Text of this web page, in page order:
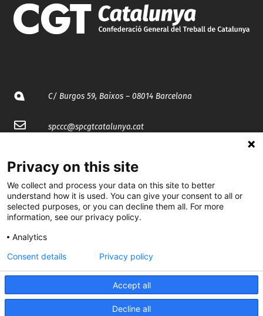
C/ Burgos 59, Baixos – 08014 Barcelona
spccc@spcgtcatalunya.cat
@CGTCatalunya
cgtcatalunya
CGTCatalunya
cgtcatalunya
Desenvolupat per
Privacy on this site
We collect and process your data on this site to better
understand how it is used. You can give your consent to all or
selected purposes, or you can decline them all. For more
information, see our privacy policy.
Analytics
Accept all
Decline all
Consent details Privacy policy